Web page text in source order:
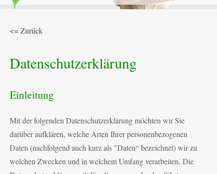
<= Zurück
Datenschutzerklärung
Einleitung
Mit der folgenden Datenschutzerklärung möchten wir Sie
darüber aufklären, welche Arten Ihrer personenbezogenen
Daten (nachfolgend auch kurz als "Daten“ bezeichnet) wir zu
welchen Zwecken und in welchem Umfang verarbeiten. Die